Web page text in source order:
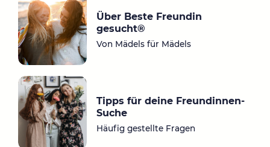
Über Beste Freundin
gesucht®
Von Mädels für Mädels
Tipps für deine Freundinnen-
Suche
Häufig gestellte Fragen